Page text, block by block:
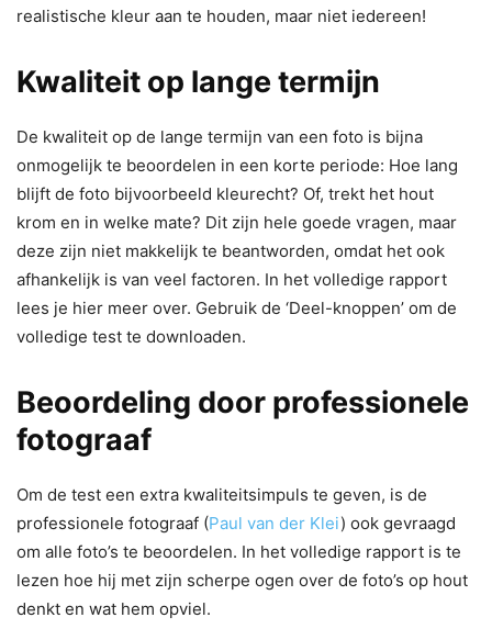
realistische kleur aan te houden, maar niet iedereen!
Kwaliteit op lange termijn
De kwaliteit op de lange termijn van een foto is bijna
onmogelijk te beoordelen in een korte periode: Hoe lang
blijft de foto bijvoorbeeld kleurecht? Of, trekt het hout
krom en in welke mate? Dit zijn hele goede vragen, maar
deze zijn niet makkelijk te beantworden, omdat het ook
afhankelijk is van veel factoren. In het volledige rapport
lees je hier meer over. Gebruik de ‘Deel-knoppen’ om de
volledige test te downloaden.
Beoordeling door professionele
fotograaf
Om de test een extra kwaliteitsimpuls te geven, is de
professionele fotograaf (Paul van der Klei) ook gevraagd
om alle foto’s te beoordelen. In het volledige rapport is te
lezen hoe hij met zijn scherpe ogen over de foto’s op hout
denkt en wat hem opviel.